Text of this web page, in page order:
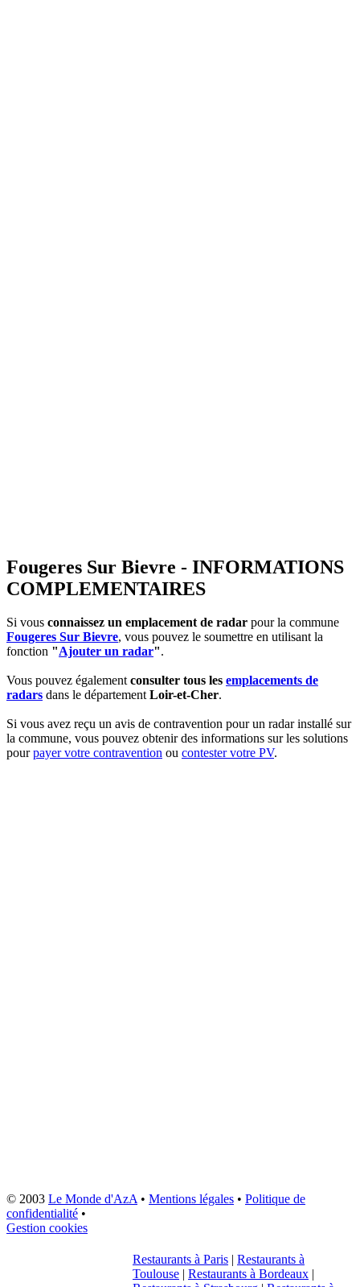
Fougeres Sur Bievre - INFORMATIONS
COMPLEMENTAIRES
Si vous connaissez un emplacement de radar pour la commune
Fougeres Sur Bievre, vous pouvez le soumettre en utilisant la
fonction "Ajouter un radar".
Vous pouvez égalementconsulter tous les emplacements de
radars dans le départementLoir-et-Cher.
Si vous avez reçu un avis de contravention pour un radar installé sur
la commune, vous pouvez obtenir des informations sur les solutions
pourpayer votre contravention ou contester votre PV.
© 2003 Le Monde d'AzA• Mentions légales • Politique de
confidentialité •
Gestion cookies
Restaurants à Paris | Restaurants à
Toulouse | Restaurants à Bordeaux |